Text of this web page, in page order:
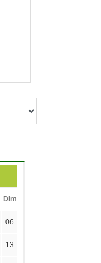
Dim
06
13